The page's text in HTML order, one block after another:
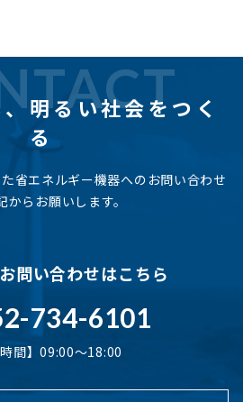
明るい社会をつく
る
省エネルギー機器へのお問い合わせ
からお願いします。
問い合わせはこちら
734-6101
時間】09:00〜18:00